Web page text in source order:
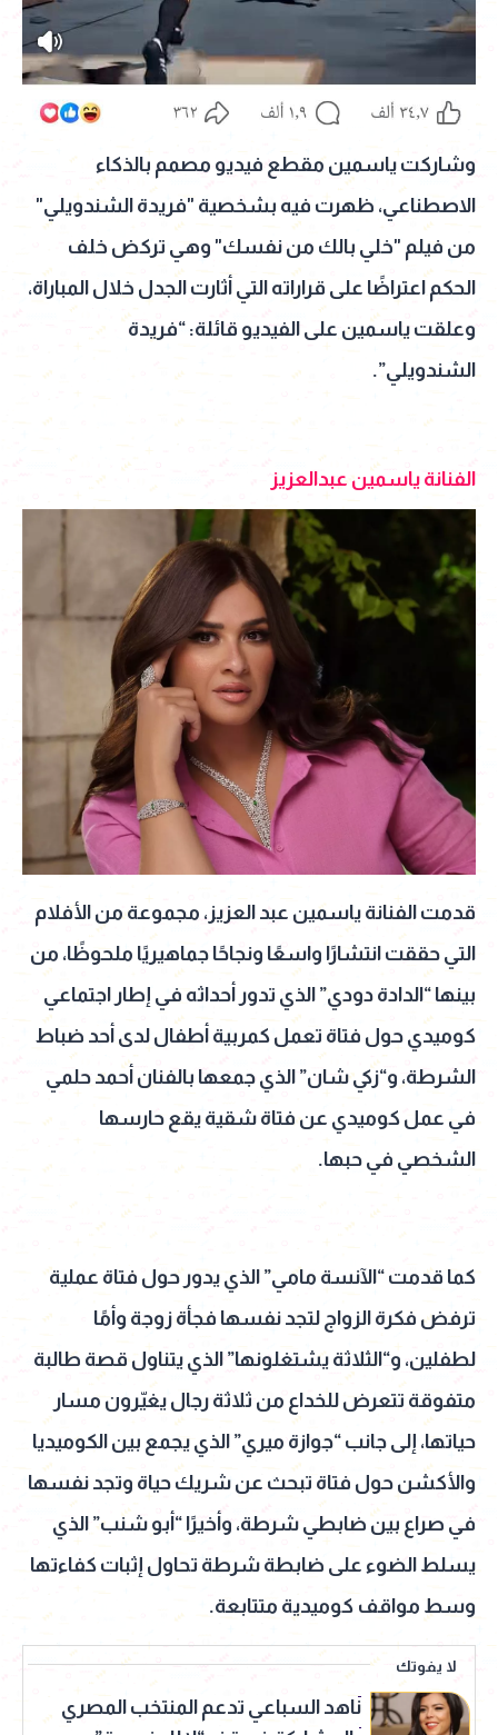
وشاركت ياسمين مقطع فيديو مصمم بالذكاء
الاصطناعي، ظهرت فيه بشخصية "فريدة الشندويلي"
من فيلم "خلي بالك من نفسك" وهي تركض خلف
الحكم اعتراضًا على قراراته التي أثارت الجدل خلال المباراة،
وعلقت ياسمين على الفيديو قائلة: “فريدة
الشندويلي”.
الفنانة ياسمين عبدالعزيز
قدمت الفنانة ياسمين عبد العزيز، مجموعة من الأفلام
التي حققت انتشارًا واسعًا ونجاحًا جماهيريًا ملحوظًا، من
بينها “الدادة دودي” الذي تدور أحداثه في إطار اجتماعي
كوميدي حول فتاة تعمل كمربية أطفال لدى أحد ضباط
الشرطة، و“زكي شان” الذي جمعها بالفنان أحمد حلمي
في عمل كوميدي عن فتاة شقية يقع حارسها
الشخصي في حبها.
كما قدمت “الآنسة مامي” الذي يدور حول فتاة عملية
ترفض فكرة الزواج لتجد نفسها فجأة زوجة وأمًا
لطفلين، و“الثلاثة يشتغلونها” الذي يتناول قصة طالبة
متفوقة تتعرض للخداع من ثلاثة رجال يغيّرون مسار
حياتها، إلى جانب “جوازة ميري” الذي يجمع بين الكوميديا
والأكشن حول فتاة تبحث عن شريك حياة وتجد نفسها
في صراع بين ضابطي شرطة، وأخيرًا “أبو شنب” الذي
يسلط الضوء على ضابطة شرطة تحاول إثبات كفاءتها
وسط مواقف كوميدية متتابعة.
لا يفوتك
ناهد السباعي تدعم المنتخب المصري